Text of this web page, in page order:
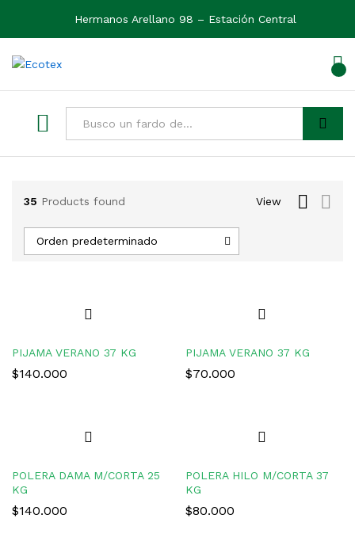
Hermanos Arellano 98 – Estación Central
Buscar
35 Products found View
Orden predeterminado
PIJAMA VERANO 37 KG
$140.000
PIJAMA VERANO 37 KG
$70.000
POLERA DAMA M/CORTA 25
KG
$140.000
POLERA HILO M/CORTA 37
KG
$80.000